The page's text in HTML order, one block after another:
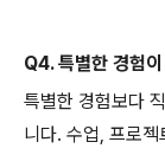
Q4. 특별한 경험
특별한 경험보다
니다. 수업, 프로